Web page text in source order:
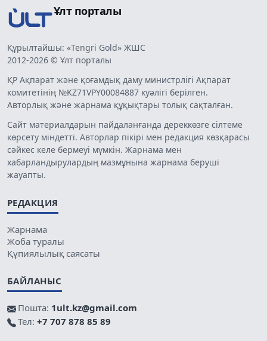
Ұлт порталы
Құрылтайшы: «Tengri Gold» ЖШС
2012-2026 © Ұлт порталы
ҚР Ақпарат және қоғамдық даму министрлігі Ақпарат
комитетінің №KZ71VPY00084887 куәлігі берілген.
Авторлық және жарнама құқықтары толық сақталған.
Сайт материалдарын пайдаланғанда дереккөзге сілтеме
көрсету міндетті. Авторлар пікірі мен редакция көзқарасы
сәйкес келе бермеуі мүмкін. Жарнама мен
хабарландырулардың мазмұнына жарнама беруші
жауапты.
РЕДАКЦИЯ
Жарнама
Жоба туралы
Құпиялылық саясаты
БАЙЛАНЫС
Пошта: 1ult.kz@gmail.com
Тел: +7 707 878 85 89